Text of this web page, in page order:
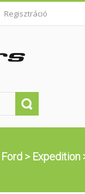
Regisztráció
Ford > Expedition